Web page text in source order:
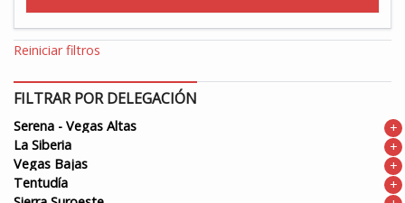
Reiniciar filtros
FILTRAR POR DELEGACIÓN